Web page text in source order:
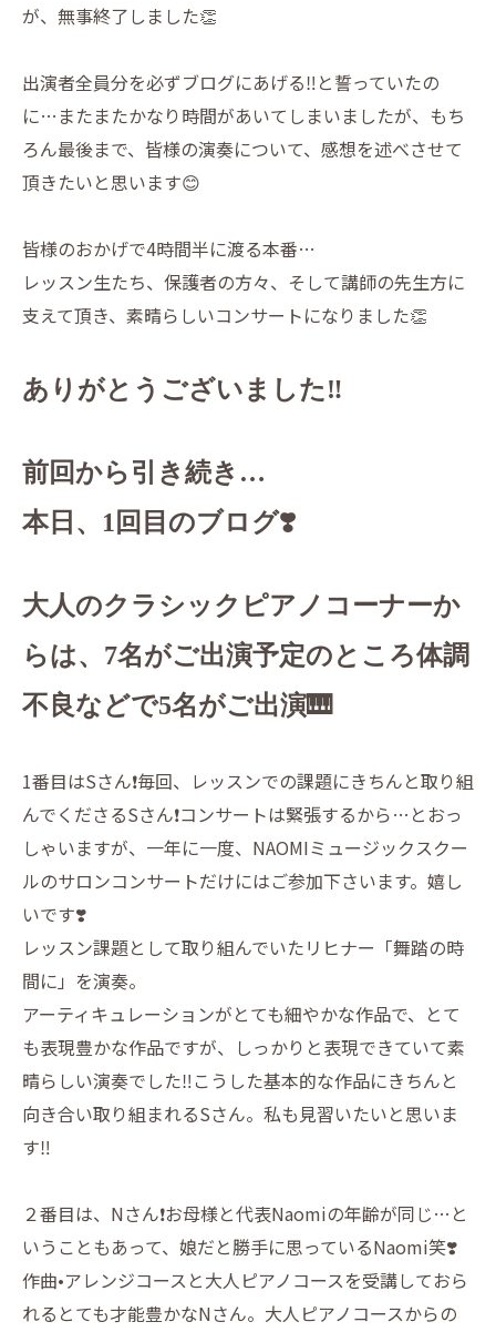
が、無事終了しました👏
出演者全員分を必ずブログにあげる‼️と誓っていたの
に…またまたかなり時間があいてしまいましたが、もち
ろん最後まで、皆様の演奏について、感想を述べさせて
頂きたいと思います😊
皆様のおかげで4時間半に渡る本番…
レッスン生たち、保護者の方々、そして講師の先生方に
支えて頂き、素晴らしいコンサートになりました👏
ありがとうございました‼️
前回から引き続き…
本日、1回目のブログ❣️
大人のクラシックピアノコーナーか
らは、7名がご出演予定のところ体調
不良などで5名がご出演🎹
1番目はSさん❗️毎回、レッスンでの課題にきちんと取り組
んでくださるSさん❗️コンサートは緊張するから…とおっ
しゃいますが、一年に一度、NAOMIミュージックスクー
ルのサロンコンサートだけにはご参加下さいます。嬉し
いです❣️
レッスン課題として取り組んでいたリヒナー「舞踏の時
間に」を演奏。
アーティキュレーションがとても細やかな作品で、とて
も表現豊かな作品ですが、しっかりと表現できていて素
晴らしい演奏でした‼️こうした基本的な作品にきちんと
向き合い取り組まれるSさん。私も見習いたいと思いま
す‼️
２番目は、Nさん❗️お母様と代表Naomiの年齢が同じ…と
いうこともあって、娘だと勝手に思っているNaomi笑❣️
作曲•アレンジコースと大人ピアノコースを受講しておら
れるとても才能豊かなNさん。大人ピアノコースからの